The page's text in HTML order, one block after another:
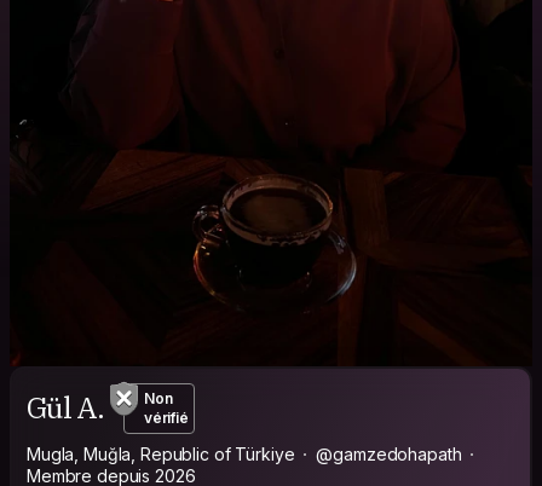
Gül A.
Non
vérifié
Mugla, Muğla, Republic of Türkiye
@gamzedohapath
Membre depuis 2026